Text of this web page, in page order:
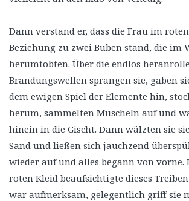
Dann verstand er, dass die Frau im
Beziehung zu zwei Buben stand, die im
herumtobten. Über die endlos
Brandungswellen sprangen sie, gaben
dem ewigen Spiel der Elemente hin,
herum, sammelten Muscheln auf und
hinein in die Gischt. Dann wälzten sie
Sand und ließen sich jauchzend
wieder auf und alles begann von vorne.
roten Kleid beaufsichtigte dieses Treiben
war aufmerksam, gelegentlich griff sie